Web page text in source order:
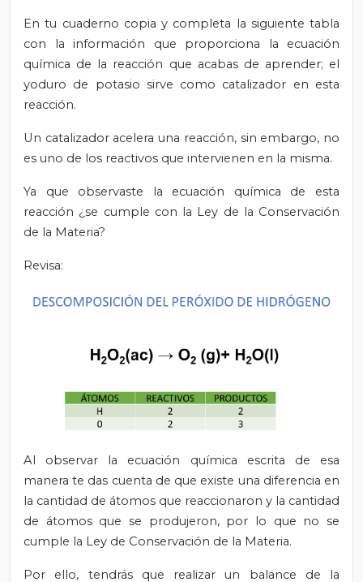
En tu cuaderno copia y completa la siguiente tabla
con la información que proporciona la ecuación
química de la reacción que acabas de aprender; el
yoduro de potasio sirve como catalizador en esta
reacción.
Un catalizador acelera una reacción, sin embargo, no
es uno de los reactivos que intervienen en la misma.
Ya que observaste la ecuación química de esta
reacción ¿se cumple con la Ley de la Conservación
de la Materia?
Revisa:
Al observar la ecuación química escrita de esa
manera te das cuenta de que existe una diferencia en
la cantidad de átomos que reaccionaron y la cantidad
de átomos que se produjeron, por lo que no se
cumple la Ley de Conservación de la Materia.
Por ello, tendrás que realizar un balance de la